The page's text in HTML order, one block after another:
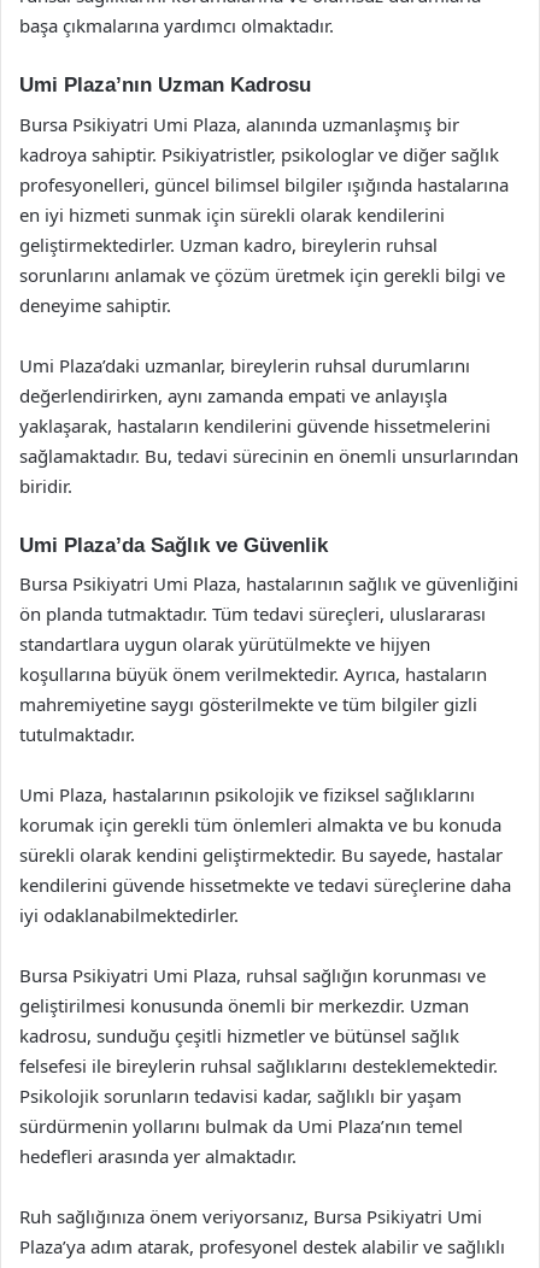
başa çıkmalarına yardımcı olmaktadır.
Umi Plaza’nın Uzman Kadrosu
Bursa Psikiyatri Umi Plaza, alanında uzmanlaşmış bir
kadroya sahiptir. Psikiyatristler, psikologlar ve diğer sağlık
profesyonelleri, güncel bilimsel bilgiler ışığında hastalarına
en iyi hizmeti sunmak için sürekli olarak kendilerini
geliştirmektedirler. Uzman kadro, bireylerin ruhsal
sorunlarını anlamak ve çözüm üretmek için gerekli bilgi ve
deneyime sahiptir.
Umi Plaza’daki uzmanlar, bireylerin ruhsal durumlarını
değerlendirirken, aynı zamanda empati ve anlayışla
yaklaşarak, hastaların kendilerini güvende hissetmelerini
sağlamaktadır. Bu, tedavi sürecinin en önemli unsurlarından
biridir.
Umi Plaza’da Sağlık ve Güvenlik
Bursa Psikiyatri Umi Plaza, hastalarının sağlık ve güvenliğini
ön planda tutmaktadır. Tüm tedavi süreçleri, uluslararası
standartlara uygun olarak yürütülmekte ve hijyen
koşullarına büyük önem verilmektedir. Ayrıca, hastaların
mahremiyetine saygı gösterilmekte ve tüm bilgiler gizli
tutulmaktadır.
Umi Plaza, hastalarının psikolojik ve fiziksel sağlıklarını
korumak için gerekli tüm önlemleri almakta ve bu konuda
sürekli olarak kendini geliştirmektedir. Bu sayede, hastalar
kendilerini güvende hissetmekte ve tedavi süreçlerine daha
iyi odaklanabilmektedirler.
Bursa Psikiyatri Umi Plaza, ruhsal sağlığın korunması ve
geliştirilmesi konusunda önemli bir merkezdir. Uzman
kadrosu, sunduğu çeşitli hizmetler ve bütünsel sağlık
felsefesi ile bireylerin ruhsal sağlıklarını desteklemektedir.
Psikolojik sorunların tedavisi kadar, sağlıklı bir yaşam
sürdürmenin yollarını bulmak da Umi Plaza’nın temel
hedefleri arasında yer almaktadır.
Ruh sağlığınıza önem veriyorsanız, Bursa Psikiyatri Umi
Plaza’ya adım atarak, profesyonel destek alabilir ve sağlıklı